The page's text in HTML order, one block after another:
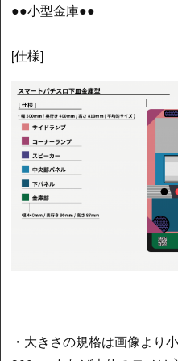
●●小型金庫●●
[仕様]
・大きさの規格は画像より